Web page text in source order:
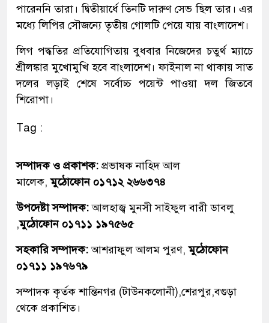
পারেননি তারা। দ্বিতীয়ার্ধে তিনটি দারুণ সেভ ছিল তার। এর
মধ্যে লিপির সৌজন্যে তৃতীয় গোলটি পেয়ে যায় বাংলাদেশ।
লিগ পদ্ধতির প্রতিযোগিতায় বুধবার নিজেদের চতুর্থ ম্যাচে
শ্রীলঙ্কার মুখোমুখি হবে বাংলাদেশ। ফাইনাল না থাকায় সাত
দলের লড়াই শেষে সর্বোচ্চ পয়েন্ট পাওয়া দল জিতবে
শিরোপা।
Tag :
সম্পাদক ও প্রকাশক: প্রভাষক নাহিদ আল
মালেক,মুঠোফোন ০১৭১২ ২৬৬৩৭৪
উপদেষ্টা সম্পাদক:আলহাজ্ব মুনসী সাইফুল বারী ডাবলু
,মুঠোফোন ০১৭১১ ১৯৭৫৬৫
সহকারি সম্পাদক:আশরাফুল আলম পুরণ,মুঠোফোন
০১৭১১ ১৯৭৬৭৯
সম্পাদক কৃর্তক শান্তিনগর (টাউনকলোনী),শেরপুর,বগুড়া
থেকে প্রকাশিত।